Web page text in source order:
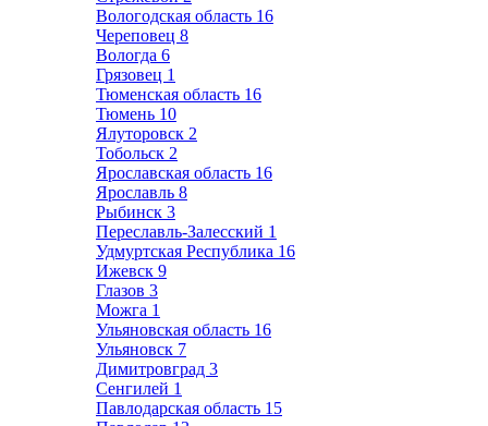
Вологодская область 16
Череповец 8
Вологда 6
Грязовец 1
Тюменская область 16
Тюмень 10
Ялуторовск 2
Тобольск 2
Ярославская область 16
Ярославль 8
Рыбинск 3
Переславль-Залесский 1
Удмуртская Республика 16
Ижевск 9
Глазов 3
Можга 1
Ульяновская область 16
Ульяновск 7
Димитровград 3
Сенгилей 1
Павлодарская область 15